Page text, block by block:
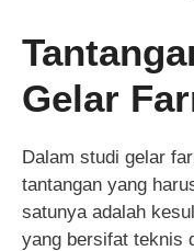
Gelar
Dalam studi gelar
tantangan yang
satunya adalah
yang bersifat teknis